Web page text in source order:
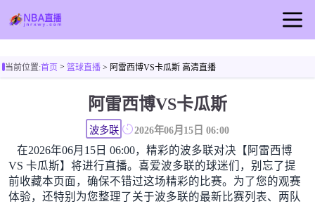
NBA新闻
当前位置:首页> 篮球直播> 阿雷西博VS卡瓜斯 高清直播
阿雷西博VS卡瓜斯
波多联 2026年06月15日 06:00
在2026年06月15日 06:00，精彩的波多联对决【阿雷西博
VS 卡瓜斯】将进行直播。喜爱波多联的球迷们，别忘了提
前收藏本页面，确保不错过这场精彩的比赛。为了您的观赛
体验，还特别为您整理了关于波多联的最新比赛列表、两队